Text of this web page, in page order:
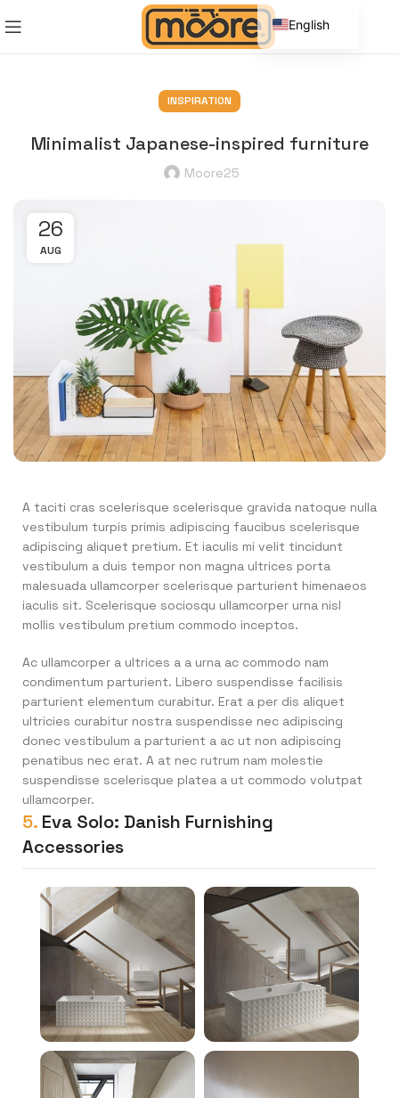
INSPIRATION
Minimalist Japanese-inspired furniture
Moore25
26
AUG
A taciti cras scelerisque scelerisque gravida natoque nulla
vestibulum turpis primis adipiscing faucibus scelerisque
adipiscing aliquet pretium. Et iaculis mi velit tincidunt
vestibulum a duis tempor non magna ultrices porta
malesuada ullamcorper scelerisque parturient himenaeos
iaculis sit. Scelerisque sociosqu ullamcorper urna nisl
mollis vestibulum pretium commodo inceptos.
Ac ullamcorper a ultrices a a urna ac commodo nam
condimentum parturient. Libero suspendisse facilisis
parturient elementum curabitur. Erat a per dis aliquet
ultricies curabitur nostra suspendisse nec adipiscing
donec vestibulum a parturient a ac ut non adipiscing
penatibus nec erat. A at nec rutrum nam molestie
suspendisse scelerisque platea a ut commodo volutpat
ullamcorper.
5. Eva Solo: Danish Furnishing
Accessories
English
Spanish